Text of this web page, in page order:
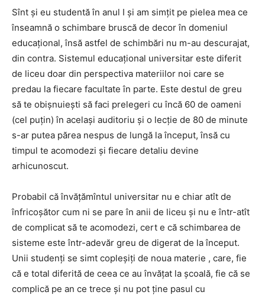
Sînt şi eu studentă în anul I şi am simţit pe pielea mea ce
înseamnă o schimbare bruscă de decor în domeniul
educaţional, însă astfel de schimbări nu m-au descurajat,
din contra. Sistemul educaţional universitar este diferit
de liceu doar din perspectiva materiilor noi care se
predau la fiecare facultate în parte. Este destul de greu
să te obişnuieşti să faci prelegeri cu încă 60 de oameni
(cel puţin) în acelaşi auditoriu şi o lecţie de 80 de minute
s-ar putea părea nespus de lungă la început, însă cu
timpul te acomodezi şi fiecare detaliu devine
arhicunoscut.
Probabil că învăţămîntul universitar nu e chiar atît de
înfricoşător cum ni se pare în anii de liceu şi nu e într-atît
de complicat să te acomodezi, cert e că schimbarea de
sisteme este într-adevăr greu de digerat de la început.
Unii studenţi se simt copleşiţi de noua materie , care, fie
că e total diferită de ceea ce au învăţat la şcoală, fie că se
complică pe an ce trece şi nu pot ţine pasul cu